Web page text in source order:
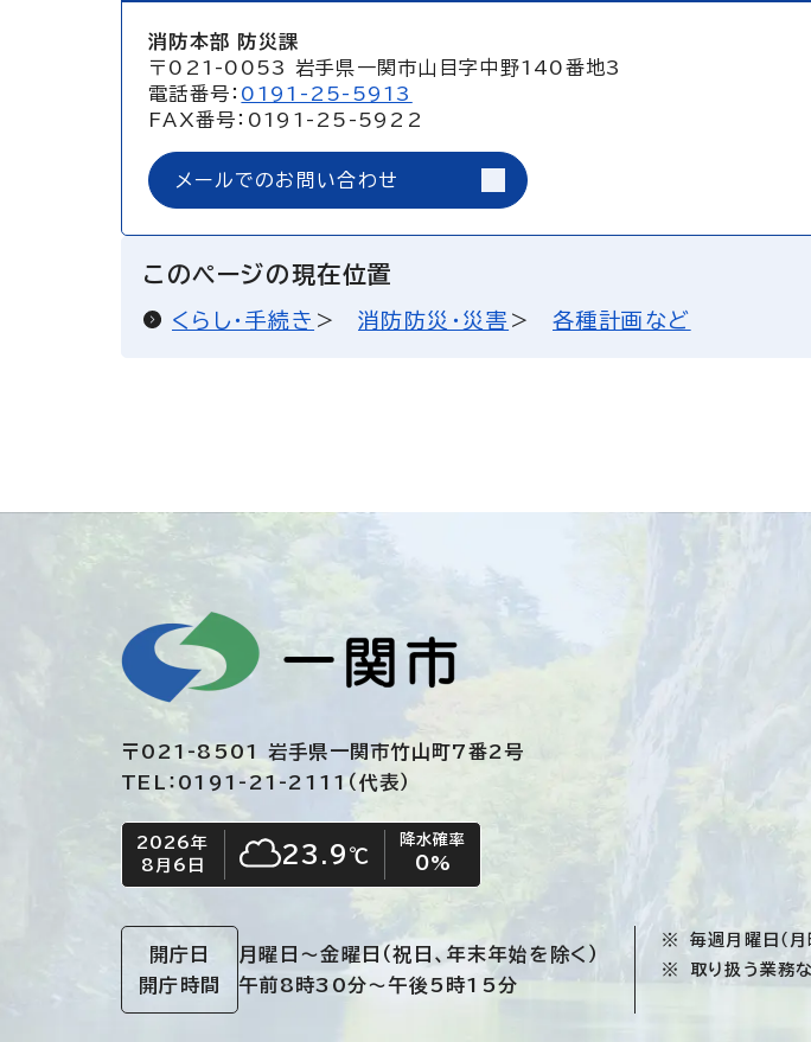
消防本部 防災課
〒021-0053 岩手県一関市山目字中野140番地3
電話番号： 0191-25-5913
FAX番号：0191-25-5922
メールでのお問い合わせ
このページの現在位置
くらし・手続き 消防防災・災害 各種計画など
〒021-8501 岩手県一関市竹山町7番2号
TEL：0191-21-2111（代表）
今日の日付
2026年
8月6日
今日の天気
くもり
23.9℃
降水確率
0%
開庁日
開庁時間
月曜日～金曜日 （祝日、年末年始を除く）
午前8時30分～午後5時15分
毎週月曜日（
取り扱う業務な